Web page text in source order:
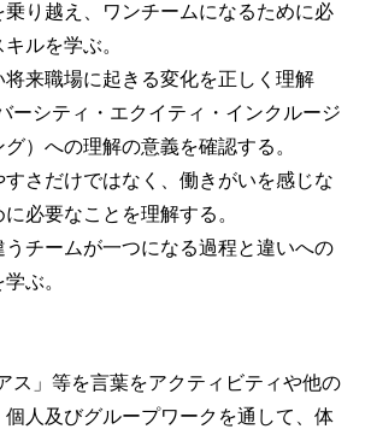
乗り越え、ワンチームになるために必
ルを学ぶ。
来職場に起きる変化を正しく理解
ーシティ・エクイティ・インクルージ
）への理解の意義を確認する。
すさだけではなく、働きがいを感じな
必要なことを理解する。
チームが一つになる過程と違いへの
ぶ。
ス」等を言葉をアクティビティや他の
個人及びグループワークを通して、体